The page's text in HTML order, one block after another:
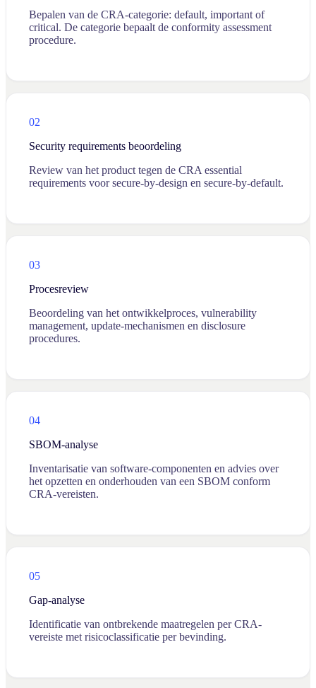
Bepalen van de CRA-categorie: default, important of
critical. De categorie bepaalt de conformity assessment
procedure.
02
Security requirements beoordeling
Review van het product tegen de CRA essential
requirements voor secure-by-design en secure-by-default.
03
Procesreview
Beoordeling van het ontwikkelproces, vulnerability
management, update-mechanismen en disclosure
procedures.
04
SBOM-analyse
Inventarisatie van software-componenten en advies over
het opzetten en onderhouden van een SBOM conform
CRA-vereisten.
05
Gap-analyse
Identificatie van ontbrekende maatregelen per CRA-
vereiste met risicoclassificatie per bevinding.